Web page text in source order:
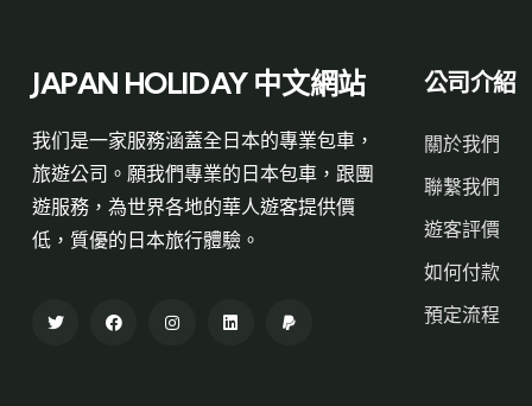
JAPAN HOLIDAY 中文網站
我们是一家服務涵蓋全日本的專業包車，
旅遊公司。願我們專業的日本包車，跟團
遊服務，為世界各地的華人遊客提供價
低，質優的日本旅行體驗。
公司介紹
關於我們
聯繫我們
遊客評價
如何付款
預定流程